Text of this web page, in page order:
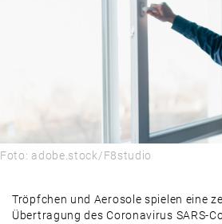
Foto: adobe.stock/F8studio
Tröpfchen und Aerosole spielen eine
Übertragung des Coronavirus SARS-